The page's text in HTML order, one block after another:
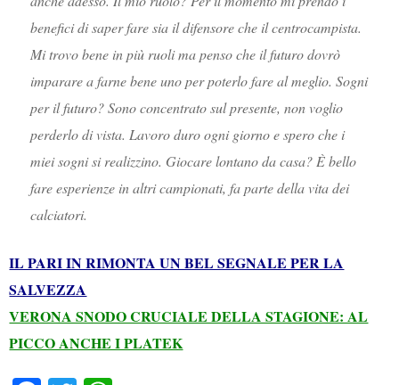
benefici di saper fare sia il difensore che il centrocampista.
Mi trovo bene in più ruoli ma penso che il futuro dovrò
imparare a farne bene uno per poterlo fare al meglio. Sogni
per il futuro? Sono concentrato sul presente, non voglio
perderlo di vista. Lavoro duro ogni giorno e spero che i
miei sogni si realizzino. Giocare lontano da casa? È bello
fare esperienze in altri campionati, fa parte della vita dei
calciatori.
IL PARI IN RIMONTA UN BEL SEGNALE PER LA
SALVEZZA
VERONA SNODO CRUCIALE DELLA STAGIONE: AL
PICCO ANCHE I PLATEK